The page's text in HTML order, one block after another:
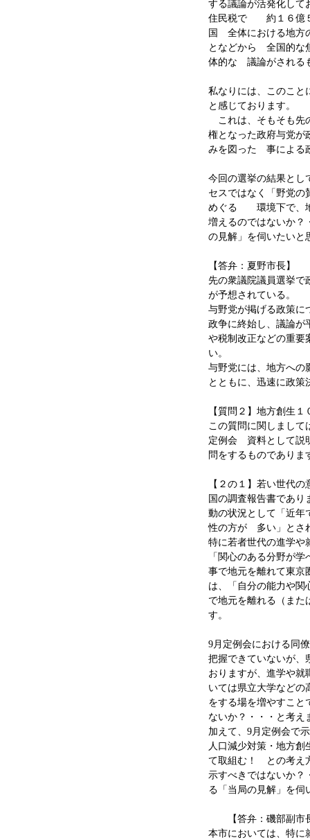
する議論が活発化し
住民税で 約１６億５
国 全体における地方
となどから 全国的な
体的な 議論がされる
私なりには、このこ
と感じております。
これは、そもそも先
権となった政府与党が
みを図った 事による
今回の選挙の結果とし
セスではなく「野党の
めぐる 環境下で、地
増えるのではないか？
の見解」を伺いたいと
【答弁：夏野市長】
先の衆議院議員選挙で
が予想されている。
与野党が掲げる政策に
政争に終始し、議論が
や税制改正などの重要
い。
与野党には、地方への
とともに、迅速に政策
【質問２】地方創生
この質問に関しまして
定例会 資料として説
問をするものでありま
【２の１】若い世代
国の調査報告書であり
動の状況として「近年
性の方が 多い」と
特に若者世代の進学や
「関心のある分野が
事で地元を離れて東京
は、「自分の能力や関
で地元を離れる（また
す。
9月定例会における同
把握できていないが、
おりますが、進学や就
いては県立大学などの
をする場を増やすこ
ないか？・・・と考え
加えて、9月定例会で
人口減少対策・地方
て取組む！ との考え
示すべきではないか
る「当局の見解」を伺
【答弁：磯部副市
本市においては、特に